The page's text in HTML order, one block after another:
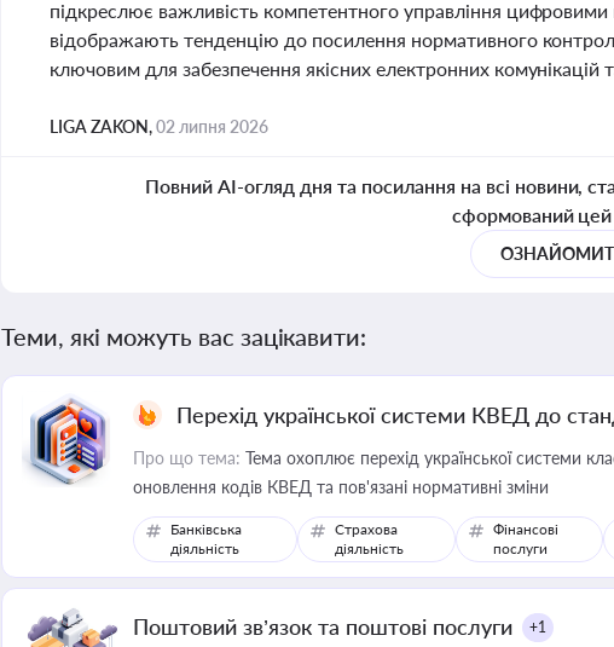
підкреслює важливість компетентного управління
відображають тенденцію до посилення нормативного
ключовим для забезпечення якісних електронних комунікацій
LIGA ZAKON,02 липня 2026
Повний AI-огляд дня та посилання на всі новини,
сформований цей
Теми, які можуть вас зацікавити:
Перехід української системи КВЕД до
Про що тема: Тема охоплює перехід української системи
оновлення кодів КВЕД та пов'язані нормативні зміни
Банківська
діяльність
Страхова
діяльність
Фінансові
послуги
Поштовий зв’язок та поштові послуги +1